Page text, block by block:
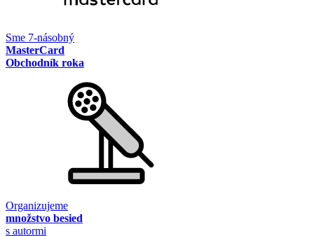
Sme 7-násobný
MasterCard
Obchodník roka
Organizujeme
množstvo besied
s autormi